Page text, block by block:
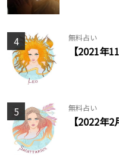
4 無料占い
【2021年
5 無料占い
【2022年